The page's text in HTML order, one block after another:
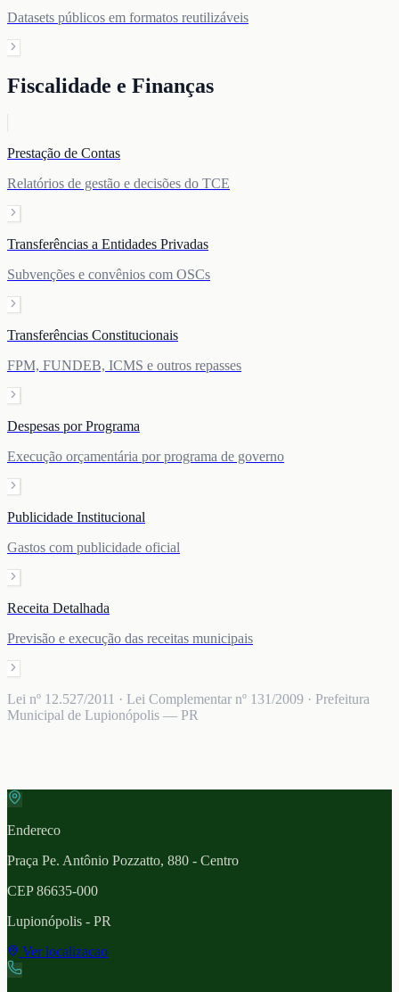
Datasets públicos em formatos reutilizáveis
Fiscalidade e Finanças
Prestação de Contas
Relatórios de gestão e decisões do TCE
Transferências a Entidades Privadas
Subvenções e convênios com OSCs
Transferências Constitucionais
FPM, FUNDEB, ICMS e outros repasses
Despesas por Programa
Execução orçamentária por programa de governo
Publicidade Institucional
Gastos com publicidade oficial
Receita Detalhada
Previsão e execução das receitas municipais
Lei nº 12.527/2011 · Lei Complementar nº 131/2009 · Prefeitura
Municipal de Lupionópolis — PR
Endereco
Praça Pe. Antônio Pozzatto, 880 - Centro
CEP86635-000
Lupionópolis - PR
Ver localizacao